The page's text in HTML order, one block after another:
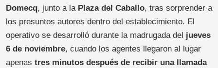
Domecq, junto a la Plaza del Caballo, tras sorprender a
los presuntos autores dentro del establecimiento. El
operativo se desarrolló durante la madrugada del jueves
6 de noviembre, cuando los agentes llegaron al lugar
apenas tres minutos después de recibir una llamada